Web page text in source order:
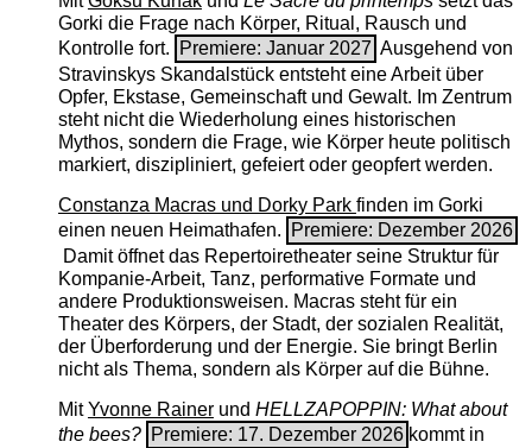
Gorki die Frage nach Körper, Ritual, Rausch und
Kontrolle fort.
Premiere: Januar 2027 Ausgehend von
Stravinskys Skandalstück entsteht eine Arbeit über
Opfer, Ekstase, Gemeinschaft und Gewalt. Im Zentrum
steht nicht die Wiederholung eines historischen
Mythos, sondern die Frage, wie Körper heute politisch
markiert, diszipliniert, gefeiert oder geopfert werden.
Constanza Macras und Dorky Park finden im Gorki
einen neuen Heimathafen.
Premiere: Dezember 2026
Damit öffnet das Repertoiretheater seine Struktur für
Kompanie-Arbeit, Tanz, performative Formate und
andere Produktionsweisen. Macras steht für ein
Theater des Körpers, der Stadt, der sozialen Realität,
der Überforderung und der Energie. Sie bringt Berlin
nicht als Thema, sondern als Körper auf die Bühne.
MitYvonne Rainerund HELLZAPOPPIN: What about
the bees? Premiere: 17. Dezember 2026 kommt in